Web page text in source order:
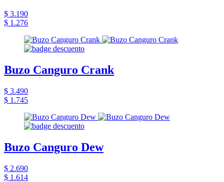
$ 3.190
$ 1.276
Buzo Canguro Crank
$ 3.490
$ 1.745
Buzo Canguro Dew
$ 2.690
$ 1.614